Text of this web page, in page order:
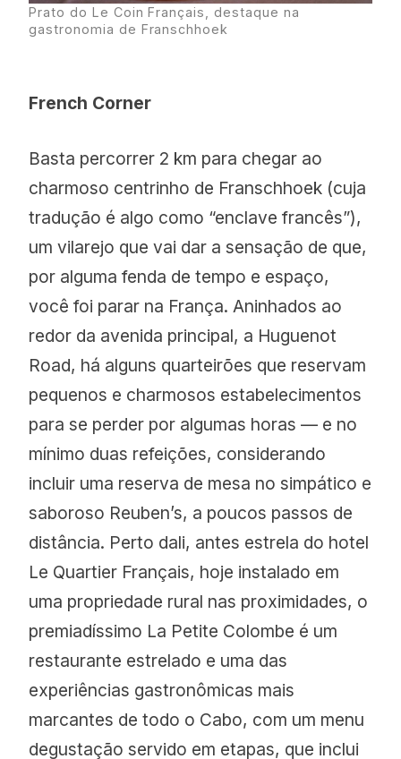
Prato do Le Coin Français, destaque na
gastronomia de Franschhoek
French Corner
Basta percorrer 2 km para chegar ao
charmoso centrinho de Franschhoek (cuja
tradução é algo como “enclave francês”),
um vilarejo que vai dar a sensação de que,
por alguma fenda de tempo e espaço,
você foi parar na França. Aninhados ao
redor da avenida principal, a Huguenot
Road, há alguns quarteirões que reservam
pequenos e charmosos estabelecimentos
para se perder por algumas horas — e no
mínimo duas refeições, considerando
incluir uma reserva de mesa no simpático e
saboroso Reuben’s, a poucos passos de
distância. Perto dali, antes estrela do hotel
Le Quartier Français, hoje instalado em
uma propriedade rural nas proximidades, o
premiadíssimo La Petite Colombe é um
restaurante estrelado e uma das
experiências gastronômicas mais
marcantes de todo o Cabo, com um menu
degustação servido em etapas, que inclui